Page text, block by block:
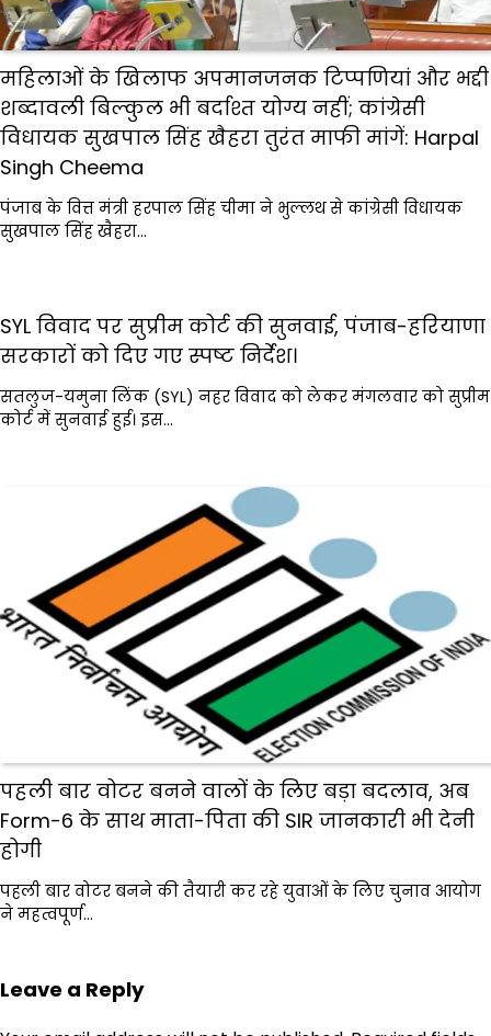
महिलाओं के खिलाफ अपमानजनक टिप्पणियां और भद्दी
शब्दावली बिल्कुल भी बर्दाश्त योग्य नहीं; कांग्रेसी
विधायक सुखपाल सिंह खैहरा तुरंत माफी मांगें: Harpal
Singh Cheema
पंजाब के वित्त मंत्री हरपाल सिंह चीमा ने भुल्लथ से कांग्रेसी विधायक
सुखपाल सिंह खैहरा…
SYL विवाद पर सुप्रीम कोर्ट की सुनवाई, पंजाब-हरियाणा
सरकारों को दिए गए स्पष्ट निर्देश।
सतलुज-यमुना लिंक (SYL) नहर विवाद को लेकर मंगलवार को सुप्रीम
कोर्ट में सुनवाई हुई। इस…
पहली बार वोटर बनने वालों के लिए बड़ा बदलाव, अब
Form-6 के साथ माता-पिता की SIR जानकारी भी देनी
होगी
पहली बार वोटर बनने की तैयारी कर रहे युवाओं के लिए चुनाव आयोग
ने महत्वपूर्ण…
Leave a Reply